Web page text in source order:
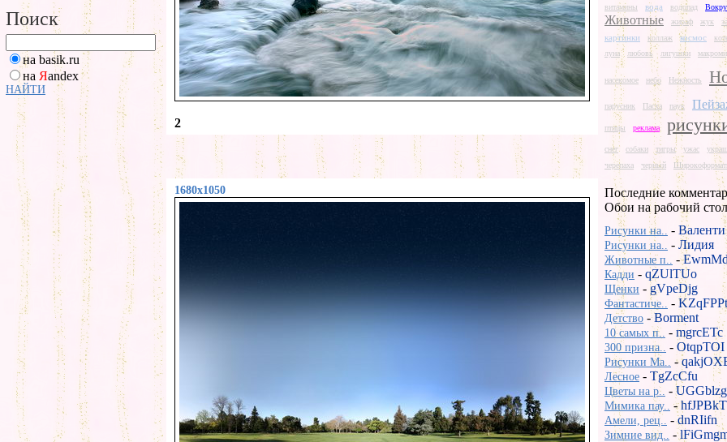
Поиск
на basik.ru
на Яandex
НАЙТИ
2
1680x1050
витамины вода водопад
Животные жираф жук
картинки коллаж космос
луна
любовь лягушки
насекомое небо Нежность
парусник Пасха паук
птицы реклама
снег собаки тигры ужас
черепаха
черный
Последние
Обои на рабочий стол
Рисунки на.. - Валенти
Рисунки на.. - Лидия
Животные п.. -
Кадди - qZUlTUo
Щенки - gVpeDjg
Фантастиче.. - KZqFPPt
Детство -Borment
10 самых п.. - mgrcETc
300 призна.. - OtqpTOI
Рисунки Ma.. -
Лесное - TgZcCfu
Цветы на р.. -UGGblzg
Мимика пау.. -hfJPBkT
Амели, рец.. -dnRIifn
Зимние вид.. -